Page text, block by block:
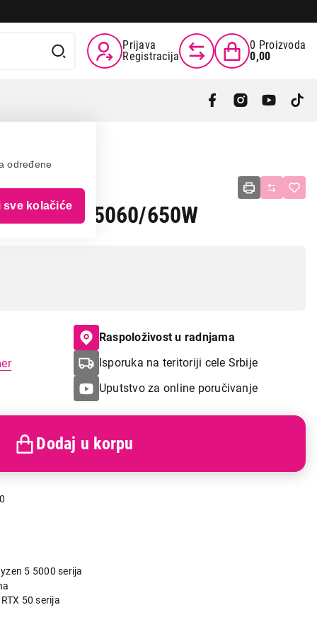
određene
sve kolačiće
Prijava
Registracija
0 Proizvoda
0,00
Ryzen 5
RTX 5060/650W
Raspoloživost u radnjama
Isporuka na teritoriji cele Srbije
Uputstvo za online poručivanje
5 5000 serija
50 serija
Dodaj u korpu